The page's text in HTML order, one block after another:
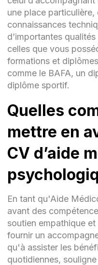
une place
connaissances
d’importantes
celles que vous
formations et
comme le BAFA, un
diplôme sportif.
Quelles
mettre en
CV d’aide
En tant qu'Aide
avant des
soutien empathique
fournir un
qu'à assister les
quotidiennes,